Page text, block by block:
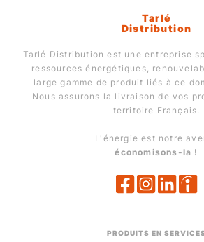
Tarlé
Distribution
Tarlé Distribution est une entreprise
ressources énergétiques,
large gamme de produit liés à ce
Nous assurons la livraison de vos
territoire Français.
L'énergie est notre
économisons-la !
PRODUITS EN